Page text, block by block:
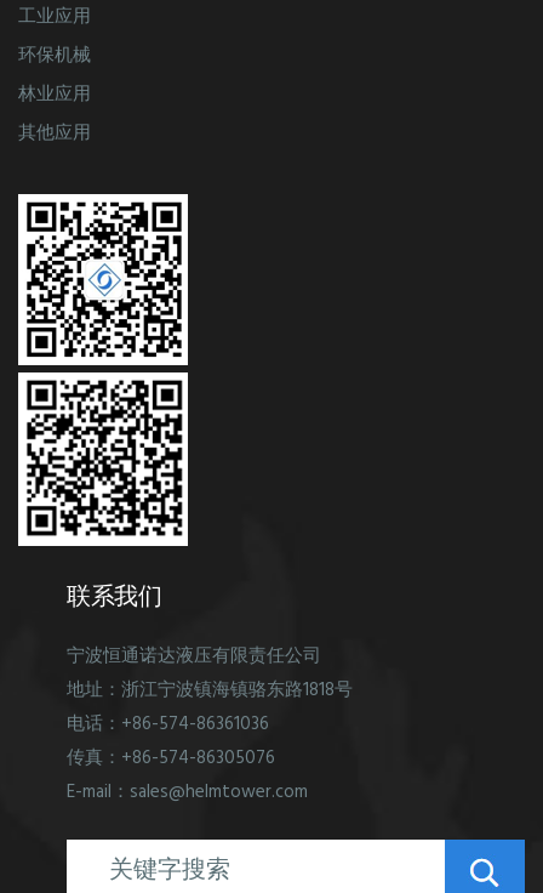
工业应用
环保机械
林业应用
其他应用
联系我们
宁波恒通诺达液压有限责任公司
地址：浙江宁波镇海镇骆东路1818号
电话：+86-574-86361036
传真：+86-574-86305076
E-mail：sales@helmtower.com